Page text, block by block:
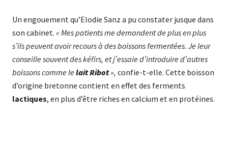
Un engouement qu’Elodie Sanz a pu constater jusque dans
son cabinet. « Mes patients me demandent de plus en plus
s’ils peuvent avoir recours à des boissons fermentées. Je leur
conseille souvent des kéfirs, et j’essaie d’introduire d’autres
boissons comme lelait Ribot», confie-t-elle. Cette boisson
d’origine bretonne contient en effet des ferments
lactiques, en plus d’être riches en calcium et en protéines.